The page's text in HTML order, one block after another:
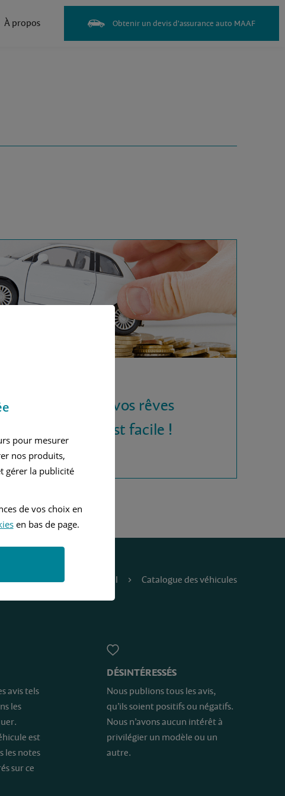
À propos Obtenir un devis d'assurance auto MAAF
la voiture de vos rêves
le crédit auto, c'est facile !
Accueil Catalogue des véhicules
avis tels
les
est
les notes
sur ce
DÉSINTÉRESSÉS
Nous publions tous les avis,
qu’ils soient positifs ou négatifs.
Nous n’avons aucun intérêt à
privilégier un modèle ou un
autre.
pour mesurer
nos produits,
gérer la publicité
de vos choix en
en bas de page.